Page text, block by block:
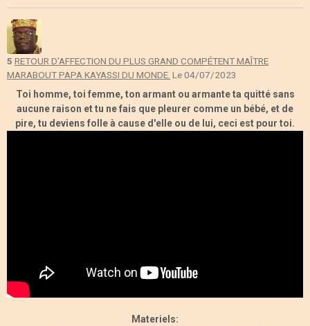
5 RETOUR D'AFFECTION DU PLUS GRAND COMPÉTENT MAÎTRE
MARABOUT PAPA KAYASSI DU MONDE. Le 04/07/2023
Toi homme, toi femme, ton armant ou armante ta quitté sans
aucune raison et tu ne fais que pleurer comme un bébé, et de
pire, tu deviens folle à cause d'elle ou de lui, ceci est pour toi.
Materiels: